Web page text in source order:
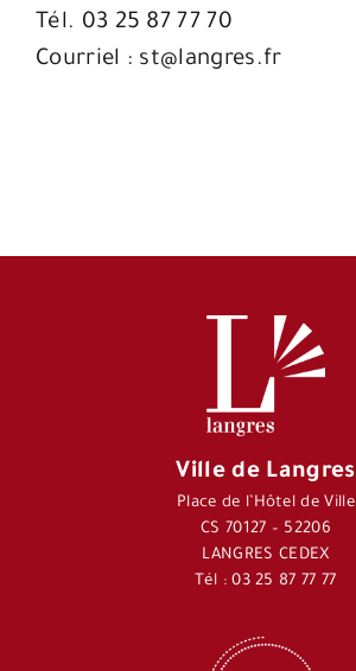
Tél. 03 25 87 77 70
Courriel : st@langres.fr
Ville de Langres
Place de l’Hôtel de Ville
CS 70127 – 52206
LANGRES CEDEX
Tél : 03 25 87 77 77